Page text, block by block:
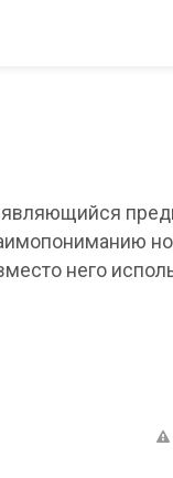
являющийся
него